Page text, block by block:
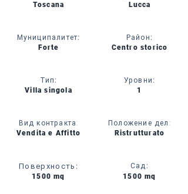
Toscana
Муниципалитет:
Forte
Тип:
Villa singola
Вид контракта:
Vendita e Affitto
Поверхность :
1500 mq
Lucca
Район:
Centro storico
Уровни:
1
Положение дел:
Ristrutturato
Сад:
1500 mq